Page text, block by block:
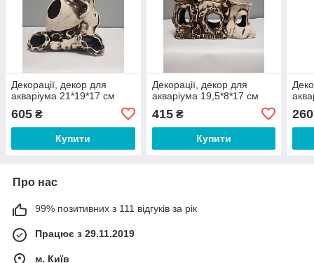
Декорації, декор для
акваріума 21*19*17 см
605 ₴
Купити
Декорації, декор для
акваріума 19,5*8*17 см
415₴
Купити
260
Про нас
99% позитивних з 111 відгуків за рік
Працює з 29.11.2019
м. Київ